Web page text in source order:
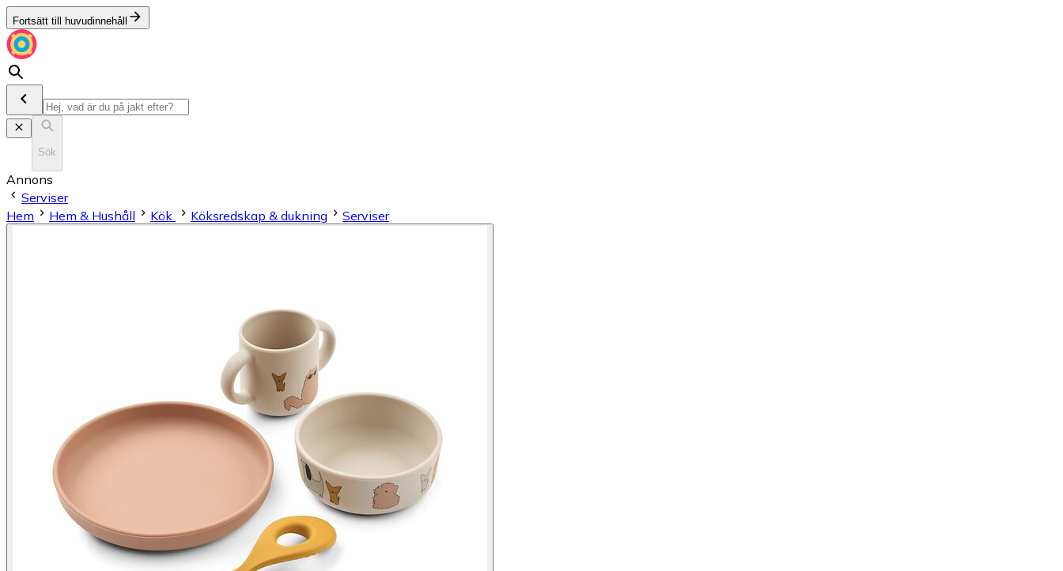
Fortsätt till huvudinnehåll
Sök
Annons
Serviser
Hem
Hem & Hushåll Kök Köksredskap & dukning Serviser